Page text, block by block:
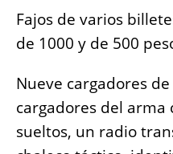
Fajos de varios
de 1000 y de 500
Nueve cargadores
cargadores del arma
sueltos, un radio